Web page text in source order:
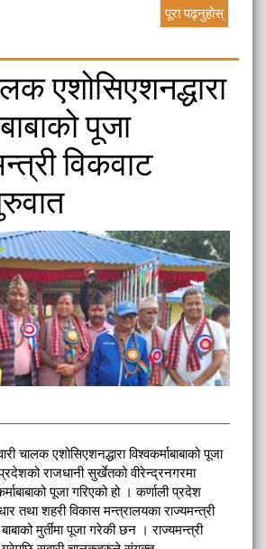
पूरा पढ्नुहोस्
एशोसिएशनद्धारा
पूजा
विकवाट
एशोसिएशनद्धारा विश्वकर्माबाबाको पूजा
राजधानी सुर्खेतको वीरेन्द्रनगरमा
पूजा गरिएको हो । कर्णाली प्रदेश
तथा शहरी विकास मन्त्रालयका राज्यमन्त्री
मुर्तीमा पूजा गरेकी छन । राज्यमन्त्री